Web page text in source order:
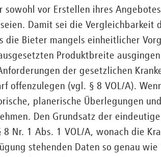
vor Erstellen ihres
Damit sei die Vergleichbarkeit
Bieter mangels einheitlicher
Produktbreite
der gesetzlichen
offenzulegen (vgl. § 8 VOL/A).
planerische Überlegungen
Den Grundsatz der
Nr. 1 Abs. 1 VOL/A, wonach die
stehenden Daten so genau wie